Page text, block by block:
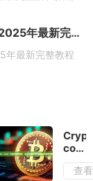
币安国内用户怎么注册？2025年最新完整教程（中国大陆用户适用）
年最新完整教程
com
入金
完整
查看